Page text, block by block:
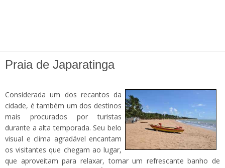
Praia de Japaratinga
Considerada um dos recantos da
cidade, é também um dos destinos
mais procurados por turistas
durante a alta temporada. Seu belo
visual e clima agradável encantam
os visitantes que chegam ao lugar,
que aproveitam para relaxar, tomar um refrescante banho de